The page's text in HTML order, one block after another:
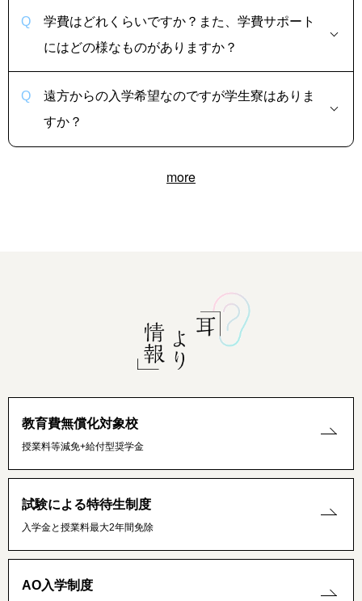
学費はどれくらいですか？また、学費サポート
にはどの様なものがありますか？
遠方からの入学希望なのですが学生寮はありま
すか？
more
教育費無償化対象校
授業料等減免+給付型奨学金
試験による特待生制度
入学金と授業料最大2年間免除
AO入学制度